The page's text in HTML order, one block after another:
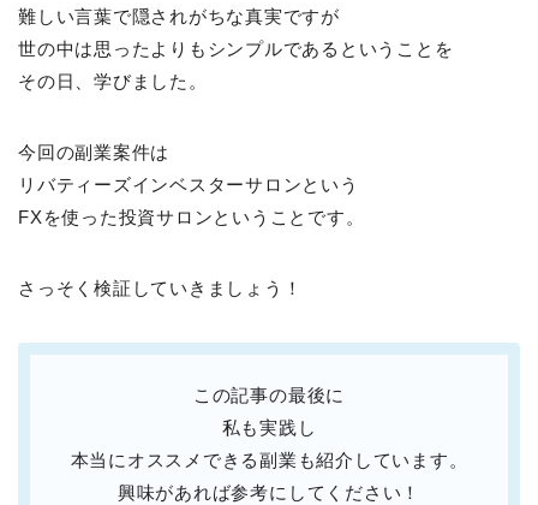
難しい言葉で隠されがちな真実ですが
世の中は思ったよりもシンプルであるということを
その日、学びました。
今回の副業案件は
リバティーズインベスターサロンという
FXを使った投資サロンということです。
さっそく検証していきましょう！
この記事の最後に
私も実践し
本当にオススメできる副業も紹介しています。
興味があれば参考にしてください！